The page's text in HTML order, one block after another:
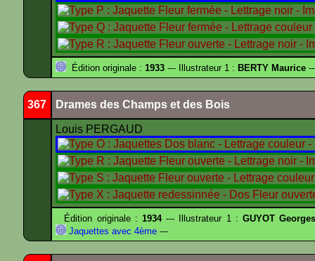
Édition originale : 1933 --- Illustrateur 1 : BERTY Maurice
367 Drames des Champs et des Bois
Louis PERGAUD
Édition originale : 1934--- Illustrateur 1 : GUYOT
Jaquettes avec 4ème ---